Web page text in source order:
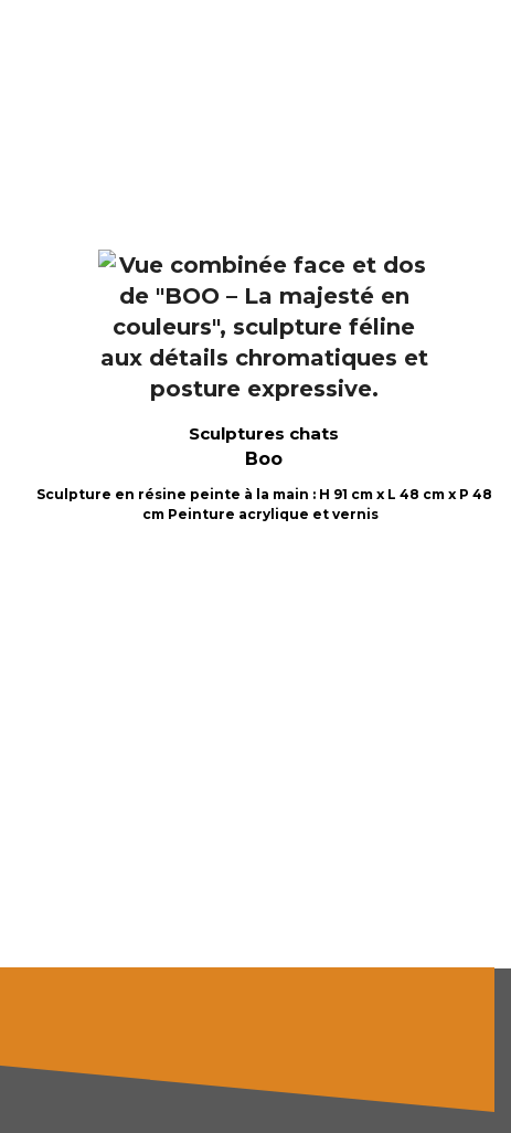
Sculptures chats
Boo
Sculpture en résine peinte à la main : H 91 cm x L 48 cm x P 48
cm Peinture acrylique et vernis